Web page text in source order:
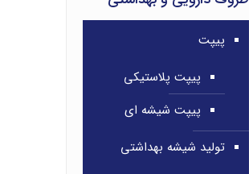
پیپت
پیپت پلاستیکی
پیپت شیشه ای
تولید شیشه بهداشتی